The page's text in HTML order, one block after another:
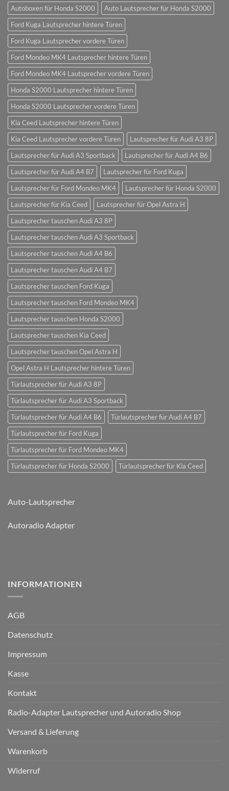
Autoboxen für Honda S2000
Auto Lautsprecher für Honda S2000
Ford Kuga Lautsprecher hintere Türen
Ford Kuga Lautsprecher vordere Türen
Ford Mondeo MK4 Lautsprecher hintere Türen
Ford Mondeo MK4 Lautsprecher vordere Türen
Honda S2000 Lautsprecher hintere Türen
Honda S2000 Lautsprecher vordere Türen
Kia Ceed Lautsprecher hintere Türen
Kia Ceed Lautsprecher vordere Türen
Lautsprecher für Audi A3 8P
Lautsprecher für Audi A3 Sportback
Lautsprecher für Audi A4 B6
Lautsprecher für Audi A4 B7
Lautsprecher für Ford Kuga
Lautsprecher für Ford Mondeo MK4
Lautsprecher für Honda S2000
Lautsprecher für Kia Ceed
Lautsprecher für Opel Astra H
Lautsprecher tauschen Audi A3 8P
Lautsprecher tauschen Audi A3 Sportback
Lautsprecher tauschen Audi A4 B6
Lautsprecher tauschen Audi A4 B7
Lautsprecher tauschen Ford Kuga
Lautsprecher tauschen Ford Mondeo MK4
Lautsprecher tauschen Honda S2000
Lautsprecher tauschen Kia Ceed
Lautsprecher tauschen Opel Astra H
Opel Astra H Lautsprecher hintere Türen
Türlautsprecher für Audi A3 8P
Türlautsprecher für Audi A3 Sportback
Türlautsprecher für Audi A4 B6
Türlautsprecher für Audi A4 B7
Türlautsprecher für Ford Kuga
Türlautsprecher für Ford Mondeo MK4
Türlautsprecher für Honda S2000
Türlautsprecher für Kia Ceed
Auto-Lautsprecher
Autoradio Adapter
INFORMATIONEN
AGB
Datenschutz
Impressum
Kasse
Kontakt
Radio-Adapter Lautsprecher und Autoradio Shop
Versand & Lieferung
Warenkorb
Widerruf